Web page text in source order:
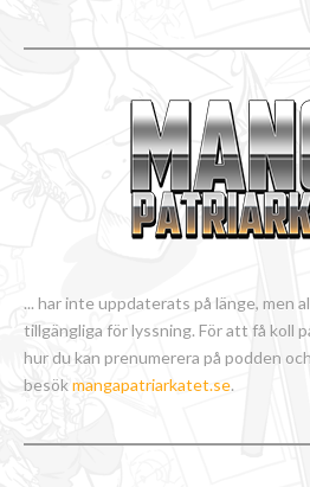
... har inte uppdaterats på länge, men
tillgängliga för lyssning. För att få koll
hur du kan prenumerera på podden
besökmangapatriarkatet.se.